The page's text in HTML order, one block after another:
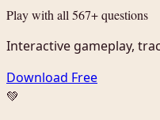
Play with all 567+ questions
Interactive gameplay,
Download Free
💚